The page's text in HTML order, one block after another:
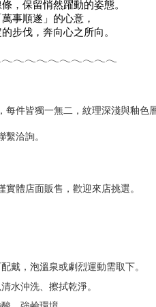
，保留悄然躍動的姿態。
事順遂」的心意，
步伐，奔向心之所向。
𓂃 𓂃 𓂃 𓂃 𓂃 𓂃 𓂃 𓂃 𓂃 𓂃
每件皆獨一無二， 紋理深淺與釉色
洽詢。
實體店面販售，歡迎來店挑選。
戴，泡溫泉或劇烈運動需取下。
水沖洗、擦拭乾淨。